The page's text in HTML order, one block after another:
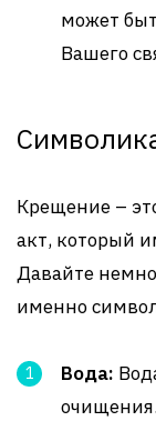
может
Вашего
Крещение –
акт, который
Давайте
именно
Вода: